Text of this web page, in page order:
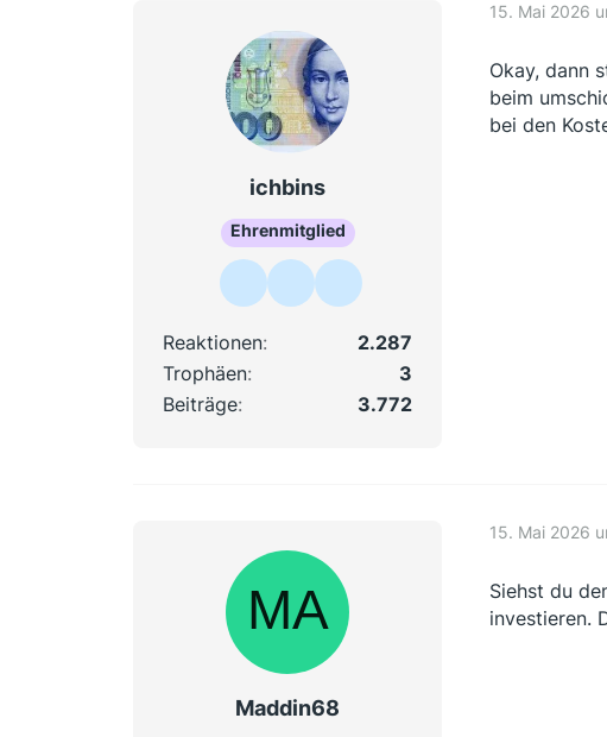
ichbins
Ehrenmitglied
Reaktionen
2.287
Trophäen
3
Beiträge
3.772
15. Mai 2026
Okay, dann
beim
bei den
Maddin68
15. Mai 2026
Siehst du
investieren.